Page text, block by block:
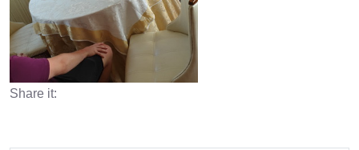
Share it: